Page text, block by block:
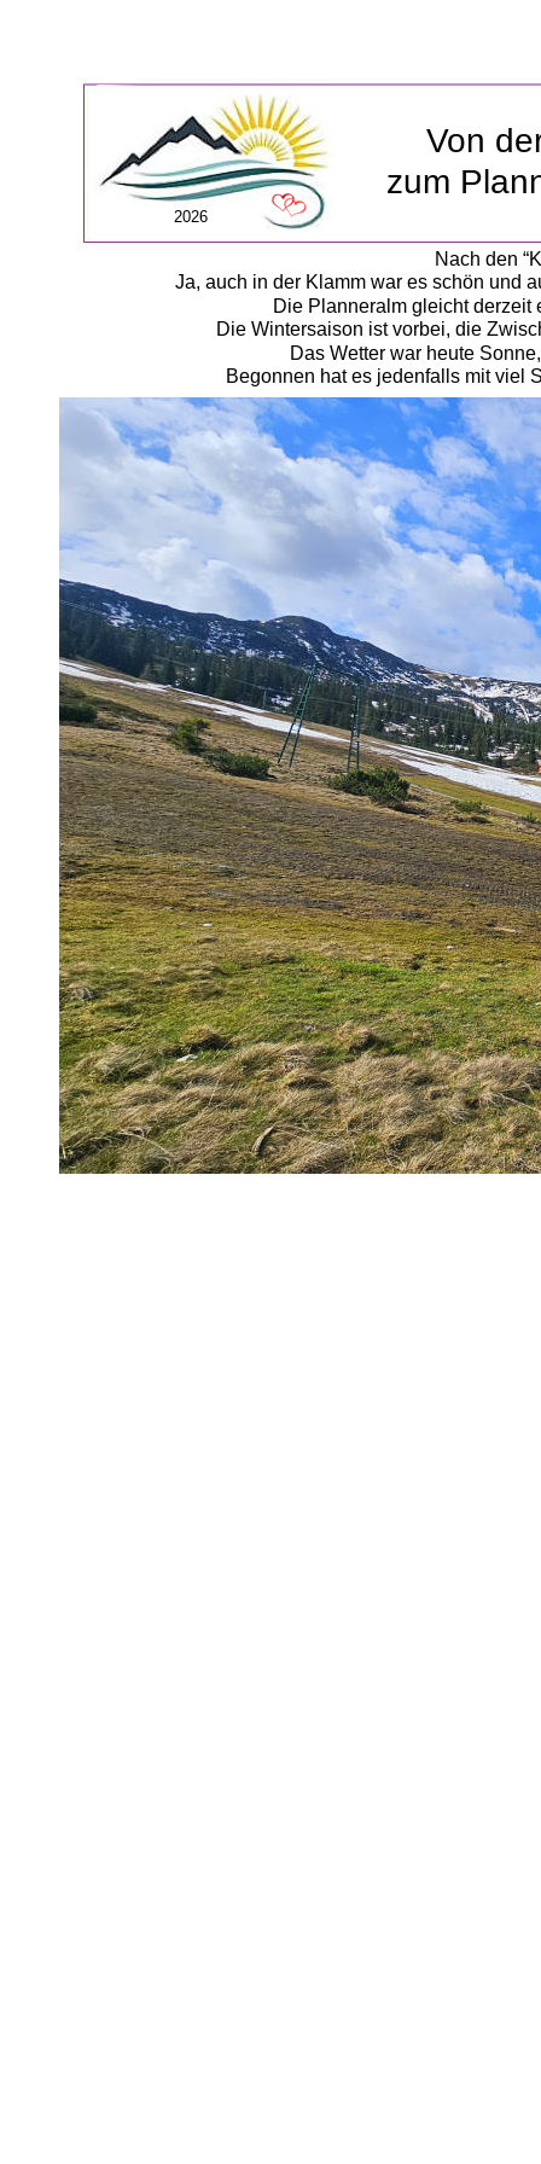
Nach den
Ja, auch in der Klamm war es schön und
Die Planneralm gleicht derzeit
Die Wintersaison ist vorbei, die
Das Wetter war heute
Begonnen hat es jedenfalls mit viel
Von
zum
2026